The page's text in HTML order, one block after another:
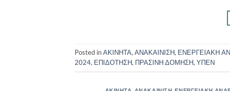
Posted inΑΚΙΝΗΤΑ, ΑΝΑΚΑΙΝΙΣΗ, ΕΝΕΡΓΕΙΑΚΗ
2024, ΕΠΙΔΟΤΗΣΗ, ΠΡΑΣΙΝΗ ΔΟΜΗΣΗ, ΥΠΕΝ